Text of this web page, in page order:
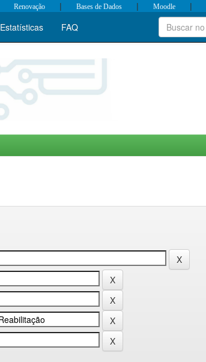
Renovação | Bases de Dados | Moodle |
Estatísticas FAQ